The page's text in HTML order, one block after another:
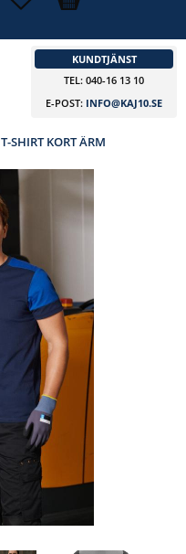
KUNDTJÄNST
TEL: 040-16 13 10
E-POST: INFO@KAJ10.SE
T-SHIRT KORT ÄRM